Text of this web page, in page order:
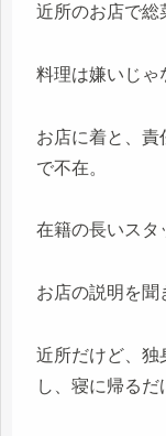
近所のお店で総
料理は嫌いじゃ
お店に着と、責
で不在。
在籍の長いスタ
お店の説明を聞
近所だけど、独
し、寝に帰るだ